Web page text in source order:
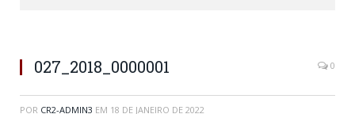
027_2018_0000001 0
POR CR2-ADMIN3 EM 18 DE JANEIRO DE 2022